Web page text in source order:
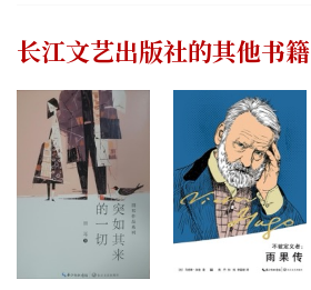
长江文艺出版社的其他书籍